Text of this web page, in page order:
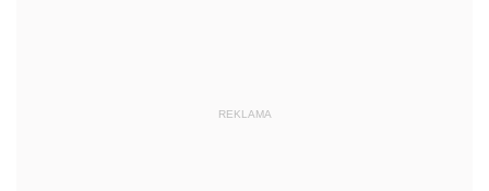
REKLAMA